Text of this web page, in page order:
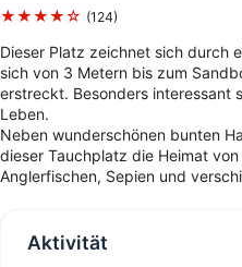
★★★★☆ (124)
Dieser Platz zeichnet sich durch
sich von 3 Metern bis zum
erstreckt. Besonders interessant
Leben.
Neben wunderschönen bunten
dieser Tauchplatz die Heimat
Anglerfischen, Sepien und
Aktivität